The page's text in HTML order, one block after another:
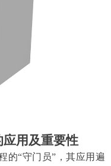
用及重要性
的“守门员”，其应用遍